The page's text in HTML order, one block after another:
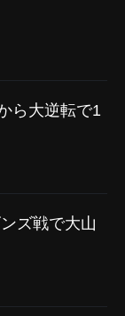
ら大逆転で1
ズ戦で大山